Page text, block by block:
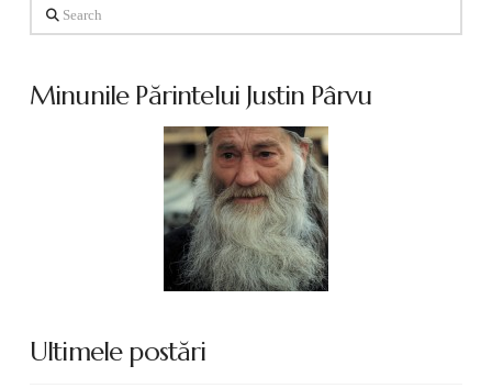
Search
Minunile Părintelui Justin Pârvu
Ultimele postări